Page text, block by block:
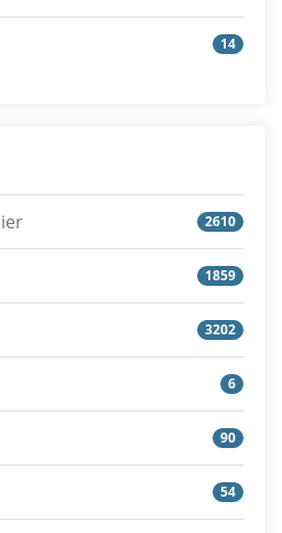
14
2610
1859
3202
6
90
54